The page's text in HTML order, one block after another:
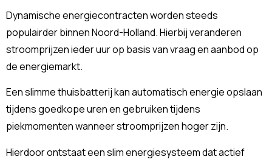
Dynamische energiecontracten worden steeds
populairder binnen Noord-Holland. Hierbij veranderen
stroomprijzen ieder uur op basis van vraag en aanbod op
de energiemarkt.
Een slimme thuisbatterij kan automatisch energie opslaan
tijdens goedkope uren en gebruiken tijdens
piekmomenten wanneer stroomprijzen hoger zijn.
Hierdoor ontstaat een slim energiesysteem dat actief